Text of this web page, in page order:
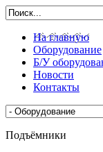
На главную
Оборудование
Б/У
Новости
Контакты
Подъёмники